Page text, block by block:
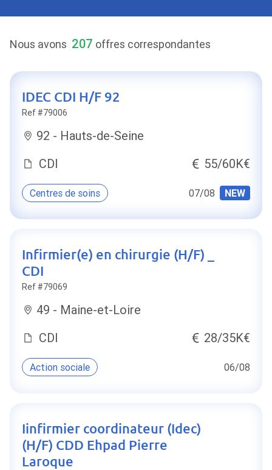
Nous avons 207 offres correspondantes
IDEC CDI H/F 92
Ref #79006
92 - Hauts-de-Seine
CDI
55/60K€
Centres de soins 07/08 NEW
Infirmier(e) en chirurgie (H/F) _
CDI
Ref #79069
49 - Maine-et-Loire
CDI
28/35K€
Action sociale 06/08
Iinfirmier coordinateur (Idec)
(H/F) CDD Ehpad Pierre
Laroque